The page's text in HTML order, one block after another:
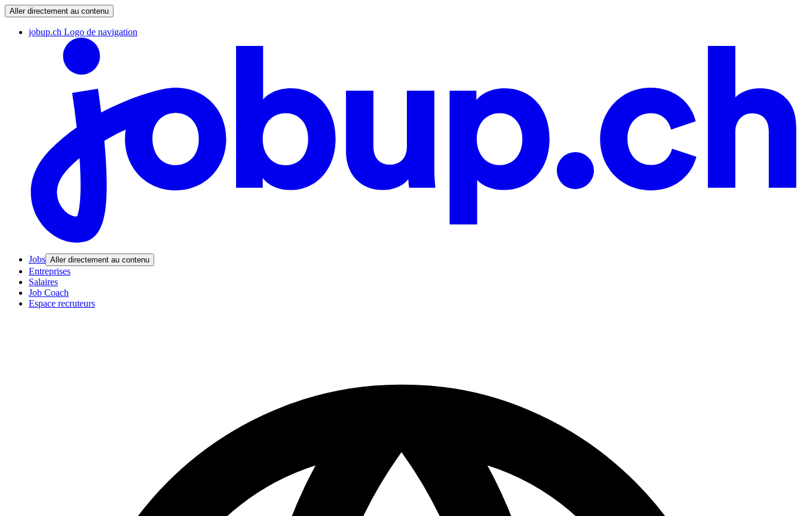
Aller directement au contenu
jobup.ch Logo de navigation
Jobs Aller directement au contenu
Entreprises
Salaires
Job Coach
Espace recruteurs